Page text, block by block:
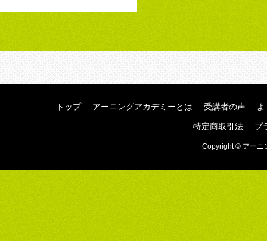
トップ アーニングアカデミーとは 受講者の声
特定商取引法 プ
Copyright © アーニ